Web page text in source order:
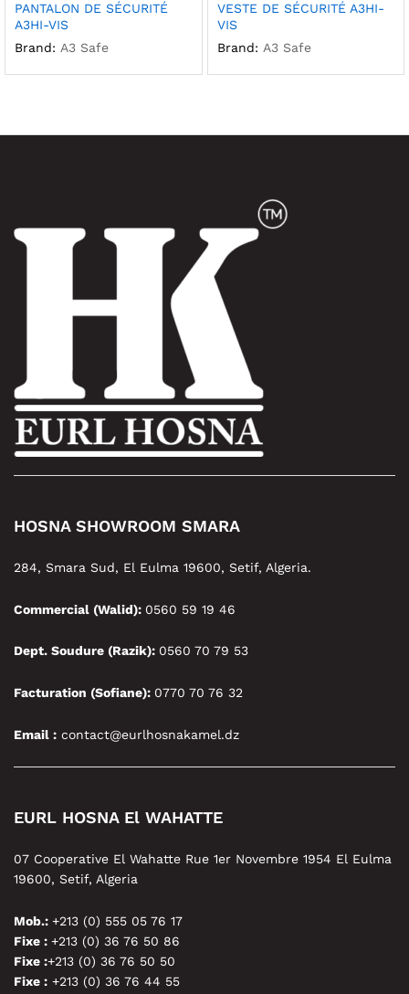
PANTALON DE SÉCURITÉ
A3HI-VIS
Brand: A3 Safe
VESTE DE SÉCURITÉ A3HI-
VIS
Brand: A3 Safe
HOSNA SHOWROOM SMARA
284, Smara Sud, El Eulma 19600, Setif, Algeria.
Commercial (Walid): 0560 59 19 46
Dept. Soudure (Razik): 0560 70 79 53
Facturation (Sofiane): 0770 70 76 32
Email : contact@eurlhosnakamel.dz
EURL HOSNA El WAHATTE
07 Cooperative El Wahatte Rue 1er Novembre 1954 El Eulma
19600, Setif, Algeria
Mob.: +213 (0) 555 05 76 17
Fixe : +213 (0) 36 76 50 86
Fixe :+213 (0) 36 76 50 50
Fixe : +213 (0) 36 76 44 55